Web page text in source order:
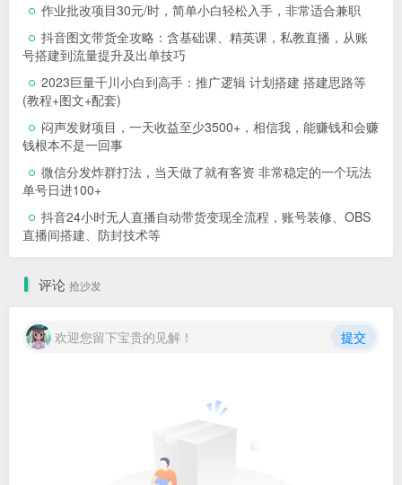
作业批改项目30元/时，简单小白轻松入手，非常适合兼职
抖音图文带货全攻略：含基础课、精英课，私教直播，从账
号搭建到流量提升及出单技巧
2023巨量千川小白到高手：推广逻辑 计划搭建 搭建思路等
(教程+图文+配套)
闷声发财项目，一天收益至少3500+，相信我，能赚钱和会赚
钱根本不是一回事
微信分发炸群打法，当天做了就有客资 非常稳定的一个玩法
单号日进100+
抖音24小时无人直播自动带货变现全流程，账号装修、OBS
直播间搭建、防封技术等
评论 抢沙发
欢迎您留下宝贵的见解！ 提交